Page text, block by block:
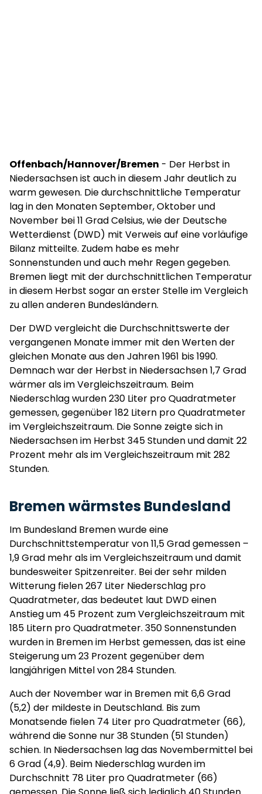
Offenbach/Hannover/Bremen - Der Herbst in
Niedersachsen ist auch in diesem Jahr deutlich zu
warm gewesen. Die durchschnittliche Temperatur
lag in den Monaten September, Oktober und
November bei 11 Grad Celsius, wie der Deutsche
Wetterdienst (DWD) mit Verweis auf eine vorläufige
Bilanz mitteilte. Zudem habe es mehr
Sonnenstunden und auch mehr Regen gegeben.
Bremen liegt mit der durchschnittlichen Temperatur
in diesem Herbst sogar an erster Stelle im Vergleich
zu allen anderen Bundesländern.
Der DWD vergleicht die Durchschnittswerte der
vergangenen Monate immer mit den Werten der
gleichen Monate aus den Jahren 1961 bis 1990.
Demnach war der Herbst in Niedersachsen 1,7 Grad
wärmer als im Vergleichszeitraum. Beim
Niederschlag wurden 230 Liter pro Quadratmeter
gemessen, gegenüber 182 Litern pro Quadratmeter
im Vergleichszeitraum. Die Sonne zeigte sich in
Niedersachsen im Herbst 345 Stunden und damit 22
Prozent mehr als im Vergleichszeitraum mit 282
Stunden.
Bremen wärmstes Bundesland
Im Bundesland Bremen wurde eine
Durchschnittstemperatur von 11,5 Grad gemessen –
1,9 Grad mehr als im Vergleichszeitraum und damit
bundesweiter Spitzenreiter. Bei der sehr milden
Witterung fielen 267 Liter Niederschlag pro
Quadratmeter, das bedeutet laut DWD einen
Anstieg um 45 Prozent zum Vergleichszeitraum mit
185 Litern pro Quadratmeter. 350 Sonnenstunden
wurden in Bremen im Herbst gemessen, das ist eine
Steigerung um 23 Prozent gegenüber dem
langjährigen Mittel von 284 Stunden.
Auch der November war in Bremen mit 6,6 Grad
(5,2) der mildeste in Deutschland. Bis zum
Monatsende fielen 74 Liter pro Quadratmeter (66),
während die Sonne nur 38 Stunden (51 Stunden)
schien. In Niedersachsen lag das Novembermittel bei
6 Grad (4,9). Beim Niederschlag wurden im
Durchschnitt 78 Liter pro Quadratmeter (66)